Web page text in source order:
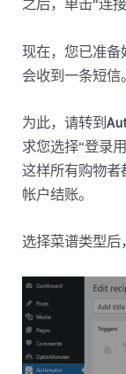
之后，单击“连
现在，您已准备
会收到一条短信。
为此，请转到
求您选择“登录
这样所有购物者
帐户结账。
选择菜谱类型后